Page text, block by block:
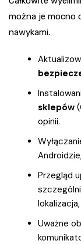
można je mocno
nawykami.
sklepów
opinii.
Przegląd
Uważne